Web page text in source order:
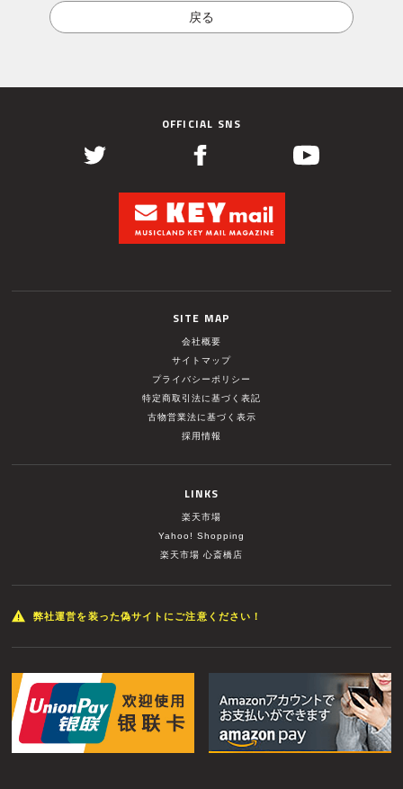
OFFICIAL SNS
SITE MAP
会社概要
サイトマップ
プライバシーポリシー
特定商取引法に基づく表記
古物営業法に基づく表示
採用情報
LINKS
楽天市場
Yahoo! Shopping
楽天市場 心斎橋店
弊社運営を装った偽サイトにご注意ください！